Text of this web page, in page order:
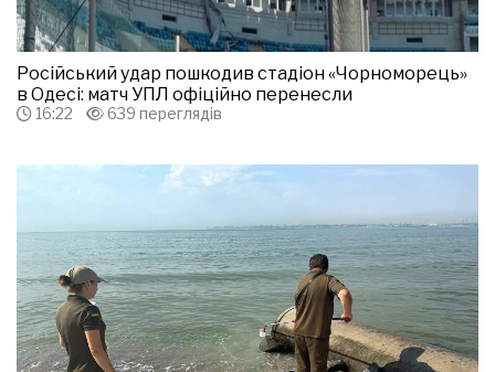
Російський удар пошкодив стадіон «Чорноморець»
в Одесі: матч УПЛ офіційно перенесли
16:22 639 переглядів